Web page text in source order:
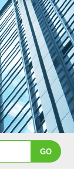
组 按需定制